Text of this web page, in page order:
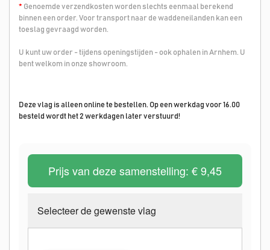
* Genoemde verzendkosten worden slechts eenmaal berekend
binnen een order. Voor transport naar de waddeneilanden kan een
toeslag gevraagd worden.
U kunt uw order - tijdens openingstijden - ook ophalen in Arnhem. U
bent welkom in onze showroom.
Deze vlag is alleen online te bestellen. Op een werkdag voor 16.00
besteld wordt het 2 werkdagen later verstuurd!
Prijs van deze samenstelling: € 9,45
Selecteer de gewenste vlag